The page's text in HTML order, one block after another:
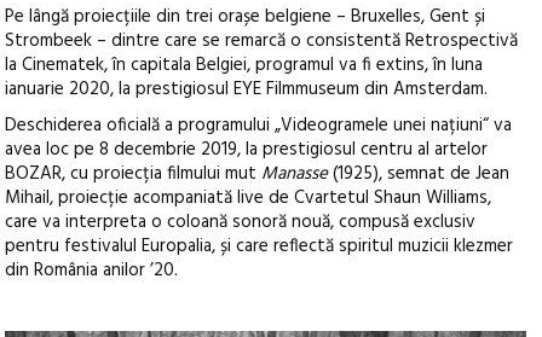
Pe lângă proiecțiile din trei orașe belgiene – Bruxelles, Gent și
Strombeek – dintre care se remarcă o consistentă Retrospectivă
la Cinematek, în capitala Belgiei, programul va fi extins, în luna
ianuarie 2020, la prestigiosul EYE Filmmuseum din Amsterdam.
Deschiderea oficială a programului „Videogramele unei națiuni“ va
avea loc pe 8 decembrie 2019, la prestigiosul centru al artelor
BOZAR, cu proiecția filmului mut Manasse(1925), semnat de Jean
Mihail, proiecție acompaniată live de Cvartetul Shaun Williams,
care va interpreta o coloană sonoră nouă, compusă exclusiv
pentru festivalul Europalia, și care reflectă spiritul muzicii klezmer
din România anilor ’20.